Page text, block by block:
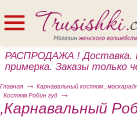
РАСПРОДАЖА ! Доставка.
примерка. Заказы только
Главная
Карнавальный костюм ,
Костюм Робин гуд
,Карнавальный